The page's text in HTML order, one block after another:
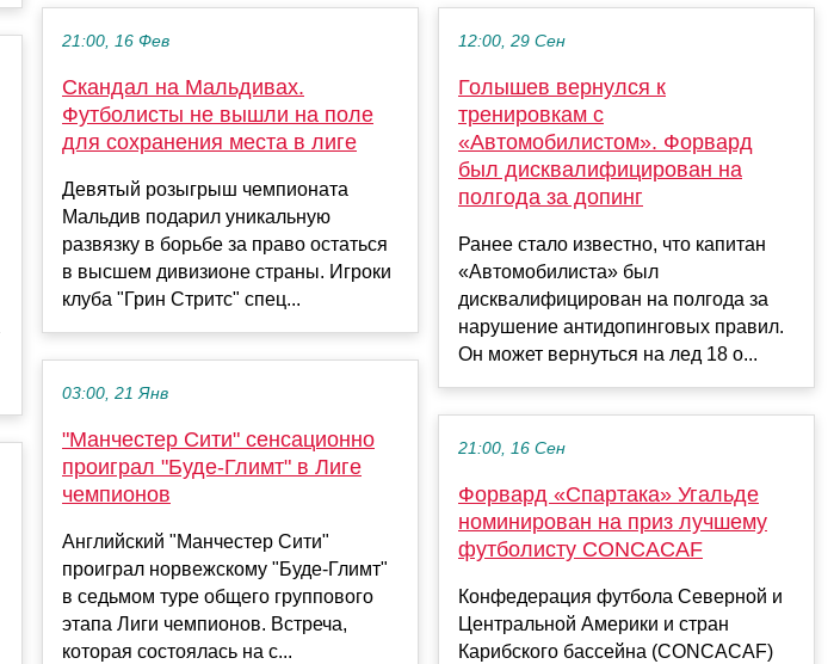
21:00, 16 Фев
Скандал на Мальдивах.
Футболисты не вышли на поле
для сохранения места в лиге
Девятый розыгрыш чемпионата
Мальдив подарил уникальную
развязку в борьбе за право остаться
в высшем дивизионе страны. Игроки
клуба "Грин Стритс" спец...
03:00, 21 Янв
"Манчестер Сити" сенсационно
проиграл "Буде-Глимт" в Лиге
чемпионов
Английский "Манчестер Сити"
проиграл норвежскому "Буде-Глимт"
в седьмом туре общего группового
этапа Лиги чемпионов. Встреча,
которая состоялась на с...
12:00, 29 Сен
Голышев вернулся к
тренировкам с
«Автомобилистом». Форвард
был дисквалифицирован на
полгода за допинг
Ранее стало известно, что капитан
«Автомобилиста» был
дисквалифицирован на полгода за
нарушение антидопинговых правил.
Он может вернуться на лед 18 о...
21:00, 16 Сен
Форвард «Спартака» Угальде
номинирован на приз лучшему
футболисту CONCACAF
Конфедерация футбола Северной и
Центральной Америки и стран
Карибского бассейна (CONCACAF)